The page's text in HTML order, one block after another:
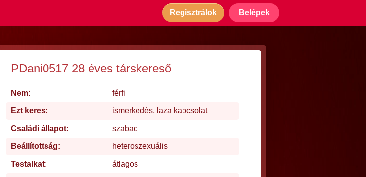
Regisztrálok Belépek
PDani0517 28 éves társkereső
Nem: férfi
Ezt keres: ismerkedés, laza kapcsolat
Családi állapot: szabad
Beállítottság: heteroszexuális
Testalkat: átlagos